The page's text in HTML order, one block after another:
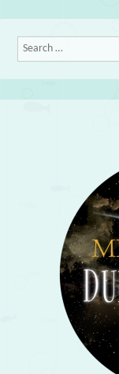
Search